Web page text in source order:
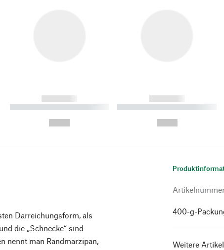
------------
----------- ----------- ----------
------------
----------- ----------- ----------
Darreichungsform, als
die „Schnecke“ sind
nennt man Randmarzipan,
400-g-
Weitere